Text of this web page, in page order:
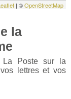
| ©OpenStreetMap
la
La Poste sur la
lettres et vos